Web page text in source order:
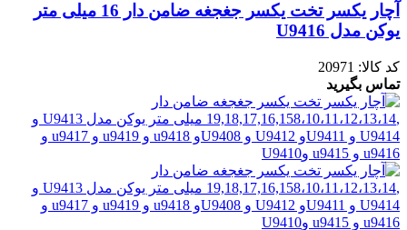
آچار یکسر تخت یکسر جغجغه ضامن دار 16 میلی متر
یوکن مدل U9416
کد کالا: 20971
تماس بگیرید